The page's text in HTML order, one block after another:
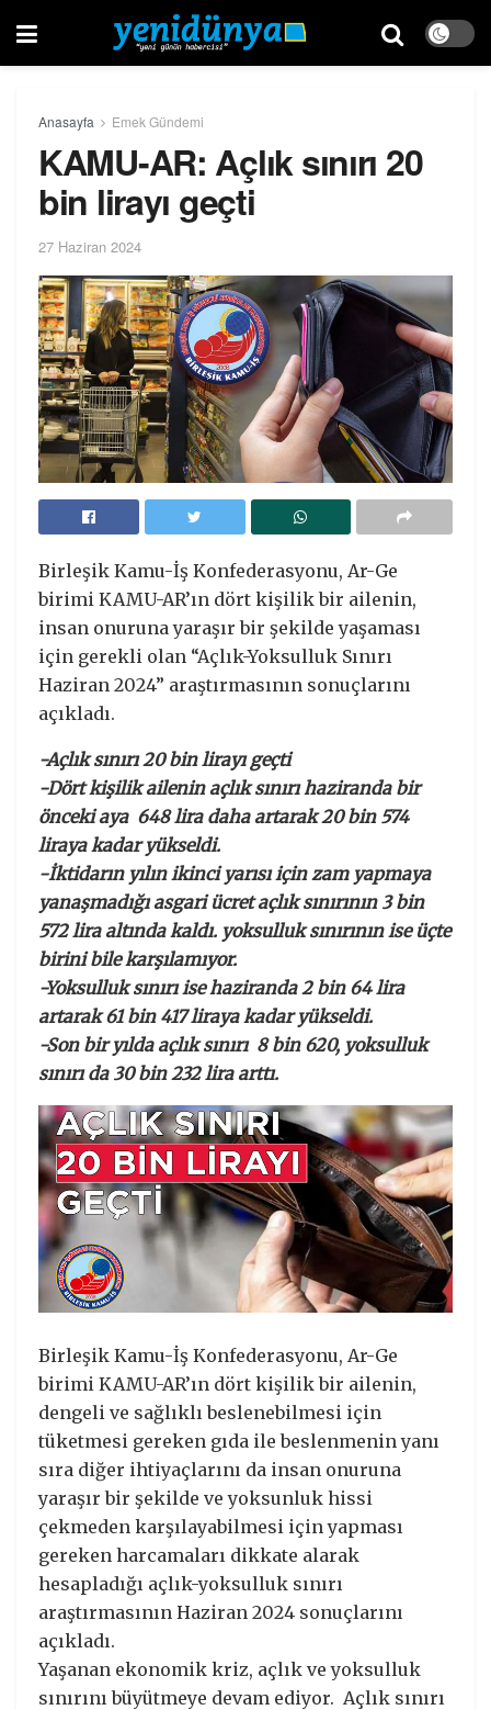
Anasayfa Emek Gündemi
KAMU-AR: Açlık sınırı 20
bin lirayı geçti
27 Haziran 2024
Birleşik Kamu-İş Konfederasyonu, Ar-Ge
birimi KAMU-AR’ın dört kişilik bir ailenin,
insan onuruna yaraşır bir şekilde yaşaması
için gerekli olan “Açlık-Yoksulluk Sınırı
Haziran 2024” araştırmasının sonuçlarını
açıkladı.
-Açlık sınırı 20 bin lirayı geçti
-Dört kişilik ailenin açlık sınırı haziranda bir
önceki aya 648 lira daha artarak 20 bin 574
liraya kadar yükseldi.
-İktidarın yılın ikinci yarısı için zam yapmaya
yanaşmadığı asgari ücret açlık sınırının 3 bin
572 lira altında kaldı. yoksulluk sınırının ise üçte
birini bile karşılamıyor.
-Yoksulluk sınırı ise haziranda 2 bin 64 lira
artarak 61 bin 417 liraya kadar yükseldi.
-Son bir yılda açlık sınırı 8 bin 620, yoksulluk
sınırı da 30 bin 232 lira arttı.
Birleşik Kamu-İş Konfederasyonu, Ar-Ge
birimi KAMU-AR’ın dört kişilik bir ailenin,
dengeli ve sağlıklı beslenebilmesi için
tüketmesi gereken gıda ile beslenmenin yanı
sıra diğer ihtiyaçlarını da insan onuruna
yaraşır bir şekilde ve yoksunluk hissi
çekmeden karşılayabilmesi için yapması
gereken harcamaları dikkate alarak
hesapladığı açlık-yoksulluk sınırı
araştırmasının Haziran 2024 sonuçlarını
açıkladı.
Yaşanan ekonomik kriz, açlık ve yoksulluk
sınırını büyütmeye devam ediyor. Açlık sınırı